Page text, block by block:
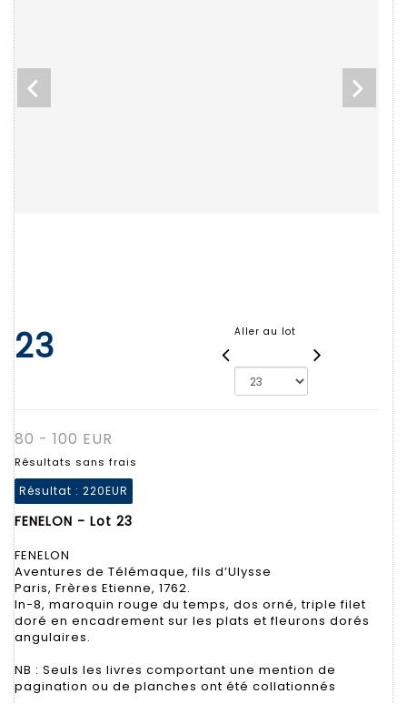
23 Aller au lot
80 - 100 EUR
Résultats sans frais
Résultat : 220EUR
FENELON - Lot 23
FENELON
Aventures de Télémaque, fils d’Ulysse
Paris, Frères Etienne, 1762.
In-8, maroquin rouge du temps, dos orné, triple filet
doré en encadrement sur les plats et fleurons dorés
angulaires.
NB : Seuls les livres comportant une mention de
pagination ou de planches ont été collationnés